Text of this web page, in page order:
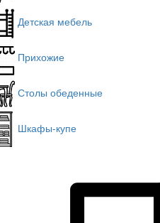
Детская мебель
Прихожие
Столы обеденные
Шкафы-купе